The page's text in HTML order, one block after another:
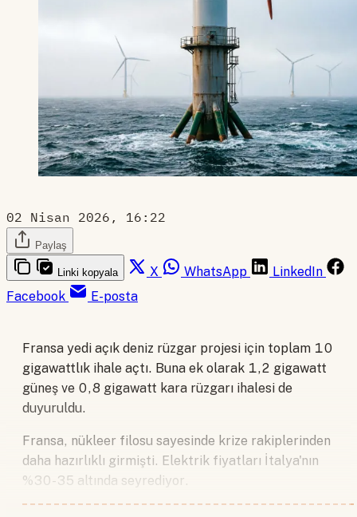
02 Nisan 2026, 16:22
Paylaş
Linki kopyala X WhatsApp
LinkedIn
Facebook
E-posta
Fransa yedi açık deniz rüzgar projesi için toplam 10
gigawattlık ihale açtı. Buna ek olarak 1,2 gigawatt
güneş ve 0,8 gigawatt kara rüzgarı ihalesi de
duyuruldu.
Fransa, nükleer filosu sayesinde krize rakiplerinden
daha hazırlıklı girmişti. Elektrik fiyatları İtalya'nın
%30-35 altında seyrediyor.